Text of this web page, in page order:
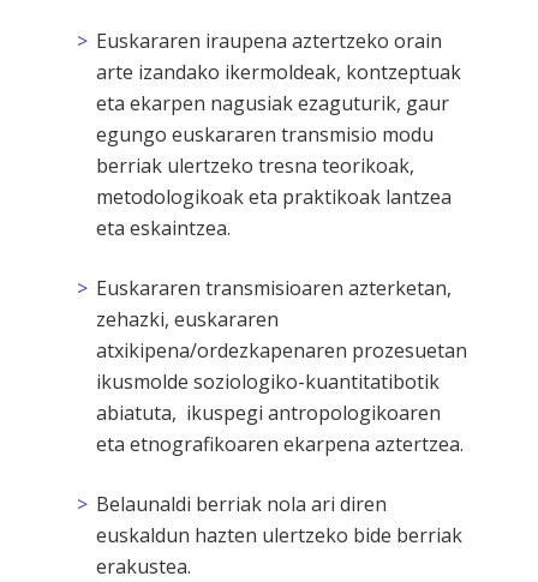
Euskararen iraupena aztertzeko orain
arte izandako ikermoldeak, kontzeptuak
eta ekarpen nagusiak ezaguturik, gaur
egungo euskararen transmisio modu
berriak ulertzeko tresna teorikoak,
metodologikoak eta praktikoak lantzea
eta eskaintzea.
Euskararen transmisioaren azterketan,
zehazki, euskararen
atxikipena/ordezkapenaren prozesuetan
ikusmolde soziologiko-kuantitatibotik
abiatuta, ikuspegi antropologikoaren
eta etnografikoaren ekarpena aztertzea.
Belaunaldi berriak nola ari diren
euskaldun hazten ulertzeko bide berriak
erakustea.